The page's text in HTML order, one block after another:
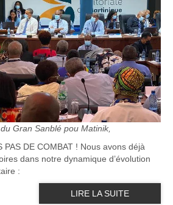
Gran Sanblé pou Matinik,
PAS DE COMBAT ! Nous avons déjà
dans notre dynamique d’évolution
:
LIRE LA SUITE